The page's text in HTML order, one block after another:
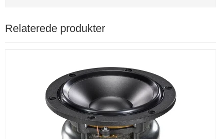
Relaterede produkter